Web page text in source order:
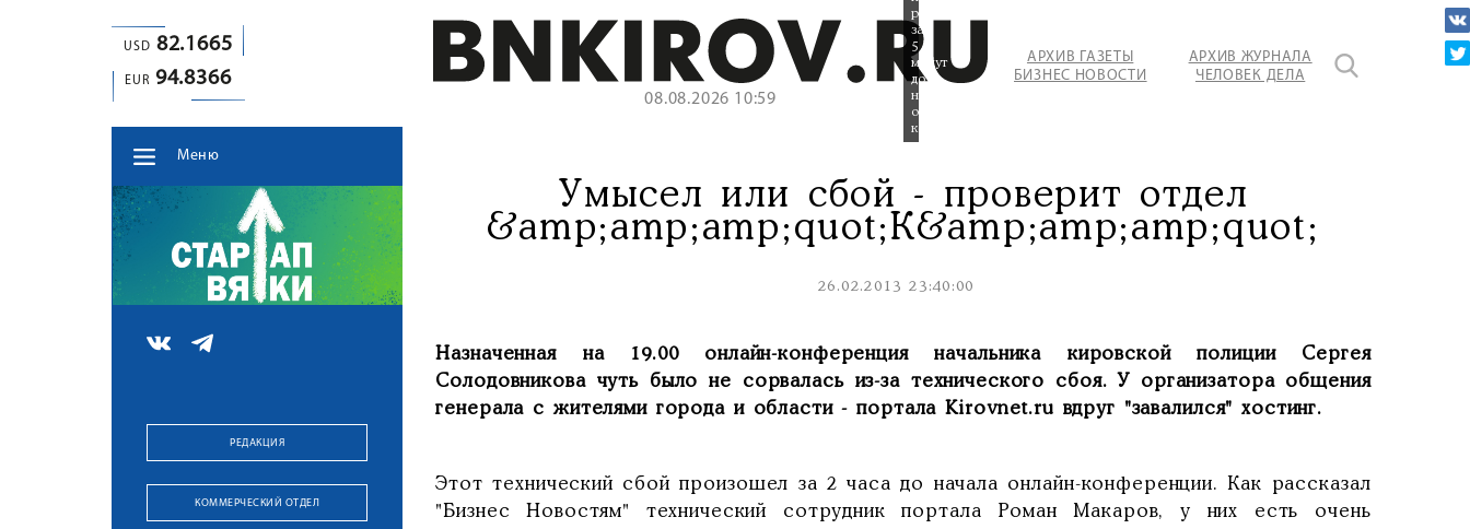
USD 82.1665
EUR 94.8366
08.08.2026 10:59
АРХИВ ГАЗЕТЫ
БИЗНЕС НОВОСТИ
АРХИВ ЖУРНАЛА
ЧЕЛОВЕК ДЕЛА
Меню
РЕДАКЦИЯ
КОММЕРЧЕСКИЙ ОТДЕЛ
ресурс
за
5
минут
до
начала
онлайн-
конференции.
Умысел или сбой - проверит отдел
&amp;amp;amp;quot;К&amp;amp;amp;quot;
26.02.2013 23:40:00
Назначенная на 19.00 онлайн-конференция начальника кировской полиции Сергея
Солодовникова чуть было не сорвалась из-за технического сбоя. У организатора общения
генерала с жителями города и области - портала Kirovnet.ru вдруг "завалился" хостинг.
Этот технический сбой произошел за 2 часа до начала онлайн-конференции. Как рассказал
"Бизнес Новостям" технический сотрудник портала Роман Макаров, у них есть очень